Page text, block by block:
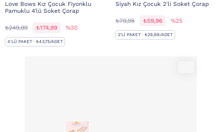
Love Bows Kız Çocuk Fiyonklu
Pamuklu 4'lü Soket Çorap
₺249,99 ₺174,99 %30
4'LÜ PAKET · ₺43,75/ADET
Siyah Kız Çocuk 2'li Soket Çorap
₺79,95 ₺59,96 %25
2'LI PAKET · ₺29,98/ADET